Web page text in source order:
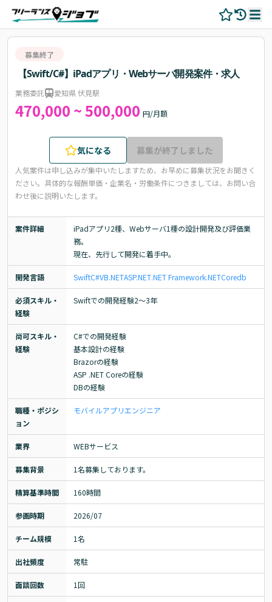
募集終了
【Swift/C#】iPadアプリ・Webサーバ開発案件・求人
業務委託 愛知県 伏見駅
470,000 ~ 500,000 円/月額
気になる 募集が終了しました
人気案件は申し込みが集中いたしますため、お早めに募集状況をお聞きく
ださい。 具体的な報酬単価・企業名・労働条件につきましては、お問い合
わせ後に説明いたします。
案件詳細
iPadアプリ2種、Webサーバ1種の設計開発及び評価業
務。
現在、先行して開発に着手中。
開発言語 SwiftC#VB.NETASP.NET.NET Framework.NETCoredb
必須スキル・
経験
Swiftでの開発経験2～3年
尚可スキル・
経験
C#での開発経験
基本設計の経験
Brazorの経験
ASP .NET Coreの経験
DBの経験
職種・ポジシ
ョン
モバイルアプリエンジニア
業界 WEBサービス
募集背景 1名募集しております。
精算基準時間 160時間
参画時期 2026/07
チーム規模 1名
出社頻度 常駐
面談回数 1回